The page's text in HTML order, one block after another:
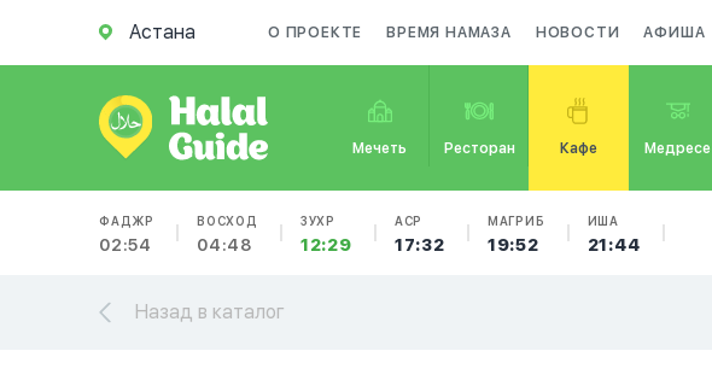
Астана О ПРОЕКТЕ ВРЕМЯ НАМАЗА НОВОСТИ АФИША
Мечеть Ресторан Кафе Медресе
ФАДЖР
02:54
ВОСХОД
04:48
ЗУХР
12:29
АСР
17:32
МАГРИБ
19:52
ИША
21:44
Назад в каталог